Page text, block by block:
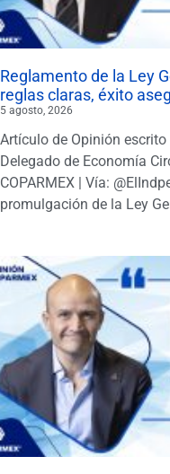
Reglamento de la Ley
reglas claras, éxito
5 agosto, 2026
Artículo de Opinión
Delegado de Economía
COPARMEX | Vía:
promulgación de la Ley